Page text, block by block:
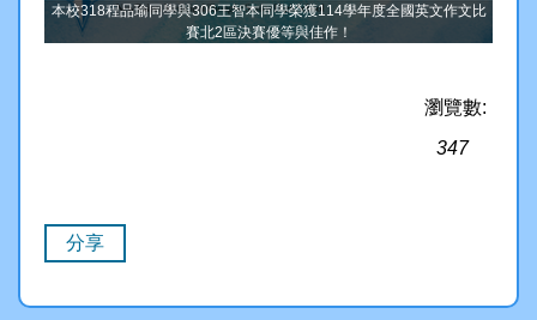
本校318程品瑜同學與306王智本同學榮獲114學年度全國英文作文比
賽北2區決賽優等與佳作！
瀏覽數:
347
分享